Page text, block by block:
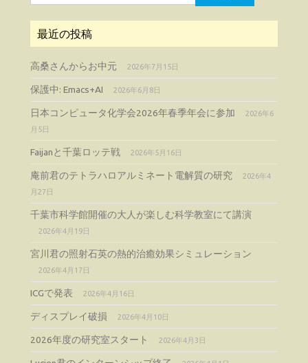
索:
最近の投稿
高桑さんからお中元 2026年7月15日
保護中: Emacs+AI 2026年6月8日
日本コンピュータ化学会2026年春季年会に参加
2026年6
月5日
Faijanと千葉ロッテ戦 2026年5月16日
庵前君のテトラハロアルミネート電解質の研究
2026年4
月27日
千葉市科学館開催の大人が楽しむ科学教室にて講演
2026年4月19日
宮川君の照射石英の熱的治癒効果シミュレーション
2026年4月17日
ICGで発表 2026年4月16日
ディスプレイ破損 2026年4月10日
2026年度の研究室スタート 2026年4月3日